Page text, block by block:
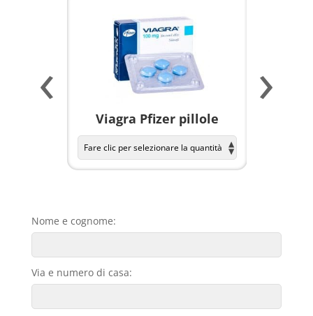
Viagra Pfizer pillole
‹ ›
Nome e cognome:
Via e numero di casa: